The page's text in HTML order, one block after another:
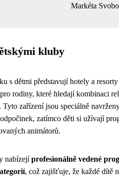
Markéta
kluby
s dětmi představují hotely a resorty
rodiny, které hledají kombinaci
Tyto zařízení jsou speciálně
zatímco děti si užívají
animátorů.
nabízejíprofesionálně vedené
, což zajišťuje, že každé dítě